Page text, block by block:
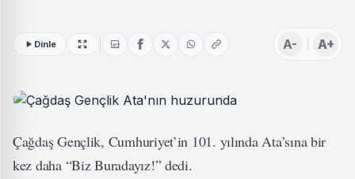
Dinle A- A+
Çağdaş Gençlik, Cumhuriyet’in 101. yılında Ata’sına bir
kez daha “Biz Buradayız!” dedi.